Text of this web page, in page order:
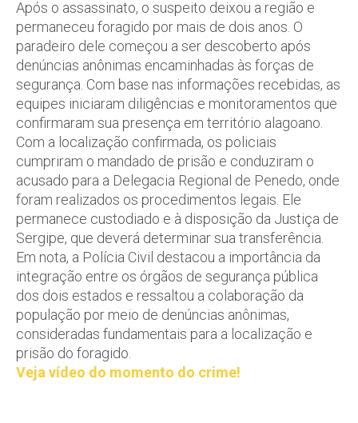
Após o assassinato, o suspeito deixou a região e
permaneceu foragido por mais de dois anos. O
paradeiro dele começou a ser descoberto após
denúncias anônimas encaminhadas às forças de
segurança. Com base nas informações recebidas, as
equipes iniciaram diligências e monitoramentos que
confirmaram sua presença em território alagoano.
Com a localização confirmada, os policiais
cumpriram o mandado de prisão e conduziram o
acusado para a Delegacia Regional de Penedo, onde
foram realizados os procedimentos legais. Ele
permanece custodiado e à disposição da Justiça de
Sergipe, que deverá determinar sua transferência.
Em nota, a Polícia Civil destacou a importância da
integração entre os órgãos de segurança pública
dos dois estados e ressaltou a colaboração da
população por meio de denúncias anônimas,
consideradas fundamentais para a localização e
prisão do foragido.
Veja vídeo do momento do crime!